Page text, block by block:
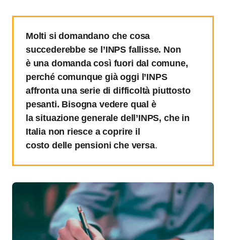
Molti si domandano che cosa
succederebbe se l’INPS fallisse. Non
è una domanda così fuori dal comune,
perché comunque già oggi l’INPS
affronta una serie di difficoltà piuttosto
pesanti. Bisogna vedere qual è
la situazione generale dell’INPS, che in
Italia non riesce a coprire il
costo delle pensioni che versa.